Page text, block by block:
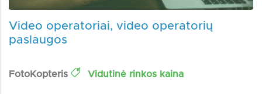
Video operatoriai, video operatorių
paslaugos
FotoKopteris Vidutinė rinkos kaina